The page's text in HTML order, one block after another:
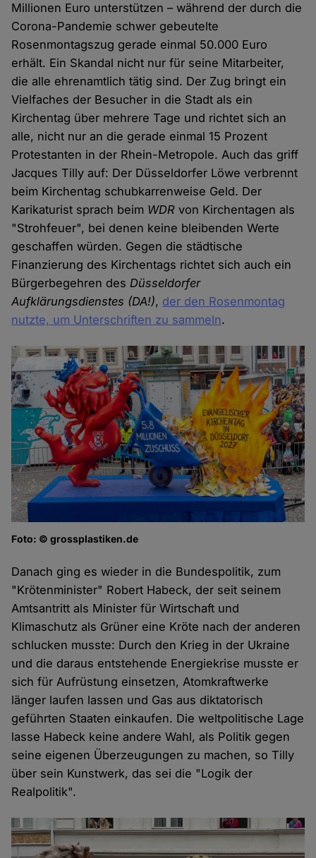
Millionen Euro unterstützen – während der durch die
Corona-Pandemie schwer gebeutelte
Rosenmontagszug gerade einmal 50.000 Euro
erhält. Ein Skandal nicht nur für seine Mitarbeiter,
die alle ehrenamtlich tätig sind. Der Zug bringt ein
Vielfaches der Besucher in die Stadt als ein
Kirchentag über mehrere Tage und richtet sich an
alle, nicht nur an die gerade einmal 15 Prozent
Protestanten in der Rhein-Metropole. Auch das griff
Jacques Tilly auf: Der Düsseldorfer Löwe verbrennt
beim Kirchentag schubkarrenweise Geld. Der
Karikaturist sprach beim WDR von Kirchentagen als
"Strohfeuer", bei denen keine bleibenden Werte
geschaffen würden. Gegen die städtische
Finanzierung des Kirchentags richtet sich auch ein
Bürgerbegehren desDüsseldorfer
Aufklärungsdienstes (DA!), der den Rosenmontag
nutzte, um Unterschriften zu sammeln.
Foto: © grossplastiken.de
Danach ging es wieder in die Bundespolitik, zum
"Krötenminister" Robert Habeck, der seit seinem
Amtsantritt als Minister für Wirtschaft und
Klimaschutz als Grüner eine Kröte nach der anderen
schlucken musste: Durch den Krieg in der Ukraine
und die daraus entstehende Energiekrise musste er
sich für Aufrüstung einsetzen, Atomkraftwerke
länger laufen lassen und Gas aus diktatorisch
geführten Staaten einkaufen. Die weltpolitische Lage
lasse Habeck keine andere Wahl, als Politik gegen
seine eigenen Überzeugungen zu machen, so Tilly
über sein Kunstwerk, das sei die "Logik der
Realpolitik".